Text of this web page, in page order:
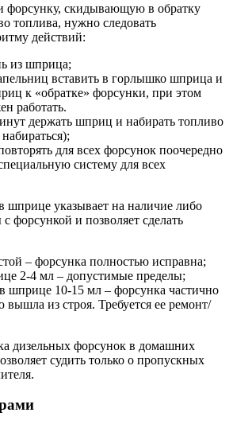
форсунку, скидывающую в обратку
топлива, нужно следовать
действий:
из шприца;
вставить в горлышко шприца и
к «обратке» форсунки, при этом
работать.
держать шприц и набирать топливо
для всех форсунок поочередно
систему для всех
шприце указывает на наличие либо
форсункой и позволяет сделать
– форсунка полностью исправна;
2-4 мл – допустимые пределы;
шприце 10-15 мл – форсунка частично
вышла из строя. Требуется ее ремонт/
дизельных форсунок в домашних
судить только о пропускных